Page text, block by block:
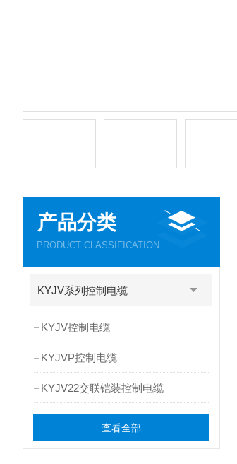
产品分类
PRODUCT CLASSIFICATION
KYJV系列控制电缆
KYJV控制电缆
KYJVP控制电缆
KYJV22交联铠装控制电缆
查看全部